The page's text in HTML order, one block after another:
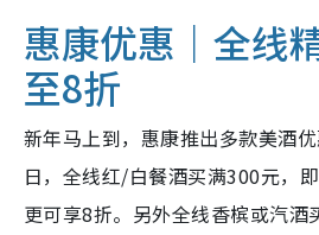
惠康优惠｜全线
至8折
新年马上到，惠康推出多款美酒
日，全线红/白餐酒买满300元，
更可享8折。另外全线香槟或汽酒